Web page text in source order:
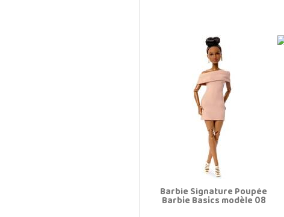
Barbie Signature Poupée
Barbie Basics modèle 08